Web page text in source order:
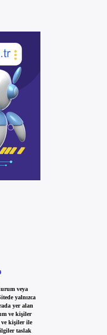
veya
yalnızca
yer alan
ve kişiler
ve kişiler ile
taslak